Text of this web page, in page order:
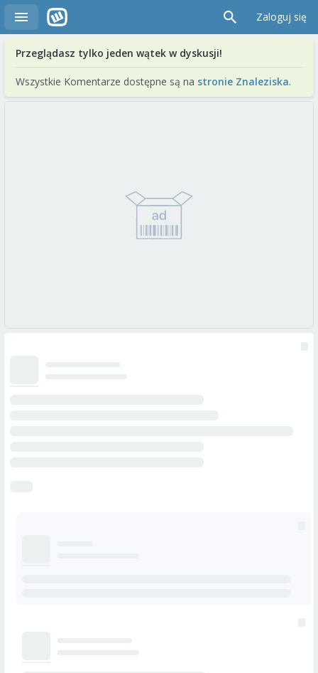
Zaloguj się
Przeglądasz tylko jeden wątek w dyskusji!
Wszystkie Komentarze dostępne są na stronie Znaleziska.